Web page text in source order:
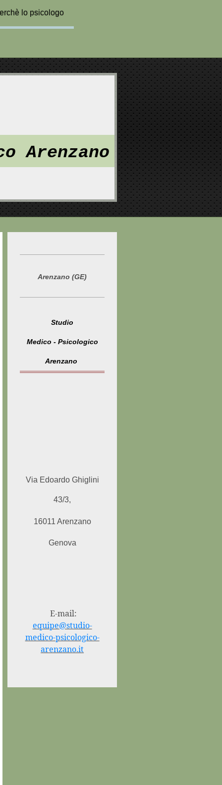
lo psicologo
Arenzano
Arenzano (GE)
Studio
Medico - Psicologico
Arenzano
Via Edoardo Ghiglini
43/3,
16011 Arenzano
Genova
E-mail:
equipe@studio-
medico-psicologico-
arenzano.it